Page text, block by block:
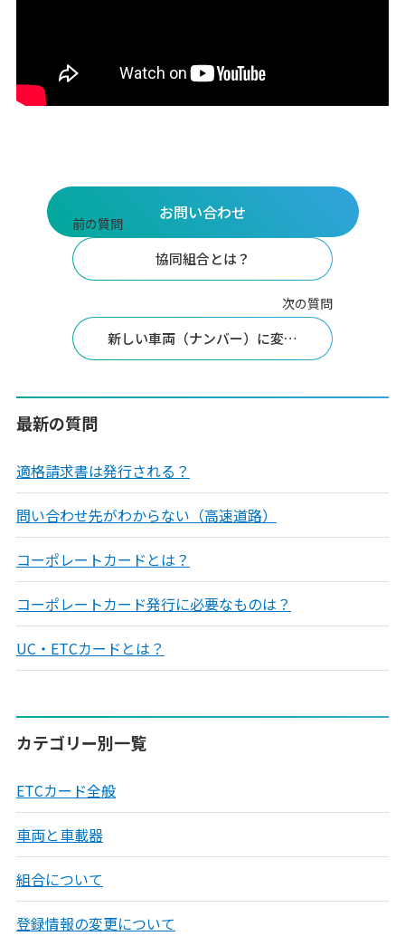
お問い合わせ
前の質問
協同組合とは？
次の質問
新しい車両（ナンバー）に変…
最新の質問
適格請求書は発行される？
問い合わせ先がわからない（高速道路）
コーポレートカードとは？
コーポレートカード発行に必要なものは？
UC・ETCカードとは？
カテゴリー別一覧
ETCカード全般
車両と車載器
組合について
登録情報の変更について